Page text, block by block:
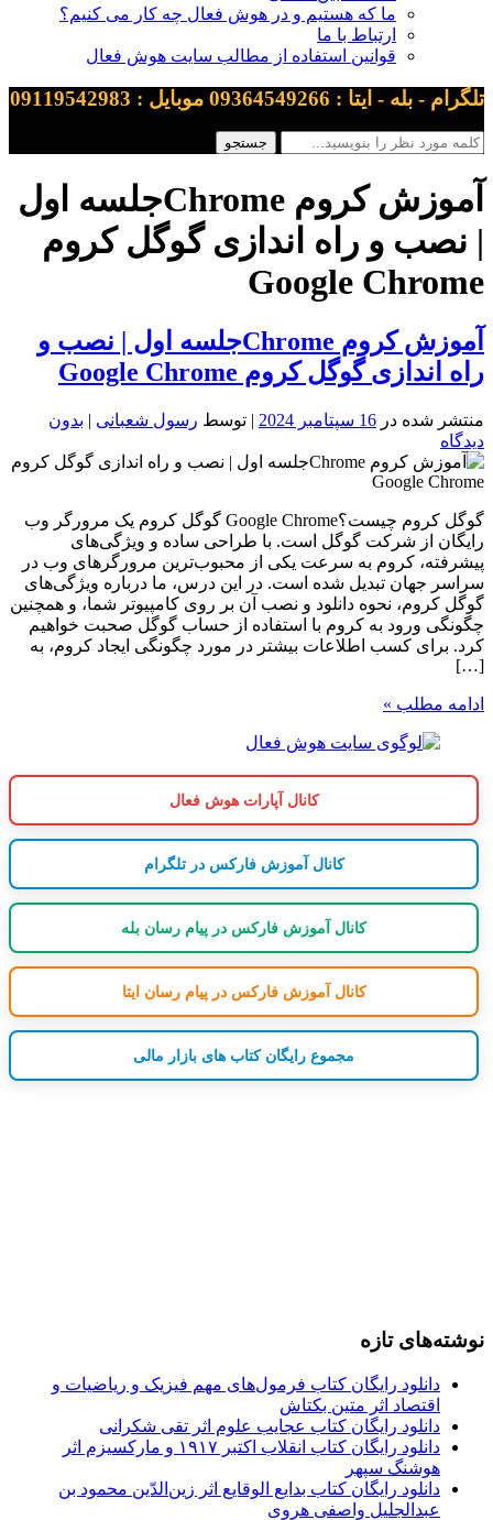
ما که هستیم و در هوش فعال چه کار می کنیم؟
ارتباط با ما
قوانین استفاده از مطالب سایت هوش فعال
تلگرام - بله - ایتا : 09364549266 موبایل : 09119542983
آموزش کروم Chromeجلسه اول
| نصب و راه اندازی گوگل کروم
Google Chrome
آموزش کروم Chromeجلسه اول | نصب و
راه اندازی گوگل کروم Google Chrome
منتشر شده در 16 سپتامبر 2024 | توسط رسول شعبانی | بدون
دیدگاه
گوگل کروم چیست؟Google Chrome گوگل کروم یک مرورگر وب
رایگان از شرکت گوگل است. با طراحی ساده و ویژگی‌های
پیشرفته، کروم به سرعت یکی از محبوب‌ترین مرورگرهای وب در
سراسر جهان تبدیل شده است. در این درس، ما درباره ویژگی‌های
گوگل کروم، نحوه دانلود و نصب آن بر روی کامپیوتر شما، و همچنین
چگونگی ورود به کروم با استفاده از حساب گوگل صحبت خواهیم
کرد. برای کسب اطلاعات بیشتر در مورد چگونگی ایجاد کروم، به
[…]
ادامه مطلب »
کانال آپارات هوش فعال
کانال آموزش فارکس در تلگرام
کانال آموزش فارکس در پیام رسان بله
کانال آموزش فارکس در پیام رسان ایتا
مجموع رایگان کتاب های بازار مالی
نوشته‌های تازه
دانلود رایگان کتاب فرمول‌های مهم فیزیک و ریاضیات و
اقتصاد اثر متین بکتاش
دانلود رایگان کتاب عجایب علوم اثر تقی شکرانی
دانلود رایگان کتاب انقلاب اکتبر ۱۹۱۷ و مارکسیزم اثر
هوشنگ سپهر
دانلود رایگان کتاب بدایع الوقایع اثر زین‌الدّین محمود بن
عبدالجلیل واصفی هروی